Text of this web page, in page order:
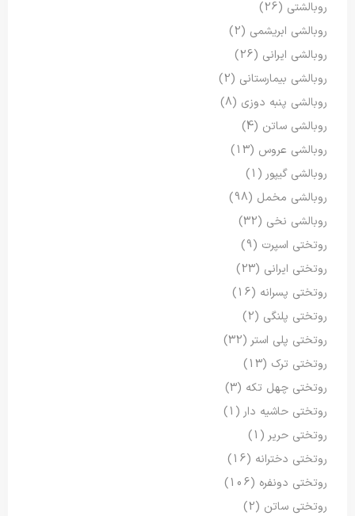
روبالشتی (26)
روبالشی ابریشمی (2)
روبالشی ایرانی (26)
روبالشی بیمارستانی (2)
روبالشی پنبه دوزی (8)
روبالشی ساتن (4)
روبالشی عروس (13)
روبالشی گیپور (1)
روبالشی مخمل (98)
روبالشی نخی (32)
روتختی اسپرت (9)
روتختی ایرانی (23)
روتختی پسرانه (16)
روتختی پلنگی (2)
روتختی پلی استر (32)
روتختی ترک (13)
روتختی چهل تکه (3)
روتختی حاشیه دار (1)
روتختی حریر (1)
روتختی دخترانه (16)
روتختی دونفره (106)
روتختی ساتن (2)